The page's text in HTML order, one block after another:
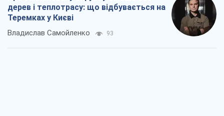
дерев і теплотрасу: що відбувається на
Теремках у Києві
Владислав Самойленко 93